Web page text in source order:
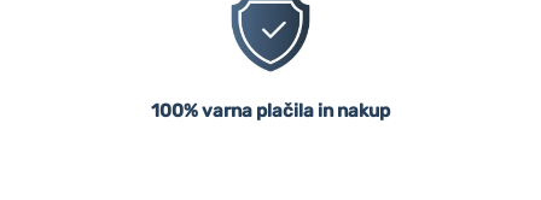
100% varna plačila in nakup